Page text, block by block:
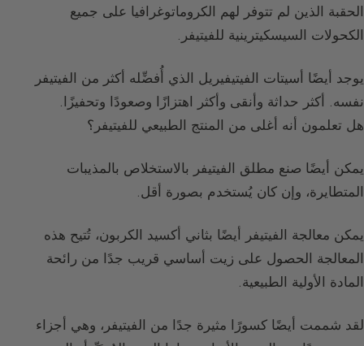
الحقبة الذين لم تتوفر لهم الكروماتوغرافيا على جميع
الكحولات السيسكيترينية للفيتيفر.
يوجد أيضًا أسيتات الفيتيفيريل الذي أُفضِّله أكثر من الفيتيفر
نفسه. أكثر حداثة وأنقى وأكثر اهتزازًا وصعودًا وتحفيزًا.
هل تعلمون أنه أغلى من المنتج الطبيعي للفيتيفر؟
يمكن أيضًا صنع مطلق الفيتيفر بالاستخلاص بالمذيبات
المتطايرة، وإن كان يُستخدم بصورة أقل.
يمكن معالجة الفيتيفر أيضًا بثاني أكسيد الكربون، تُتيح هذه
المعالجة الحصول على زيت أساسي قريب جدًا من رائحة
المادة الأولية الطبيعية.
لقد شممت أيضًا كسورًا مثيرة جدًا من الفيتيفر، وهي أجزاء